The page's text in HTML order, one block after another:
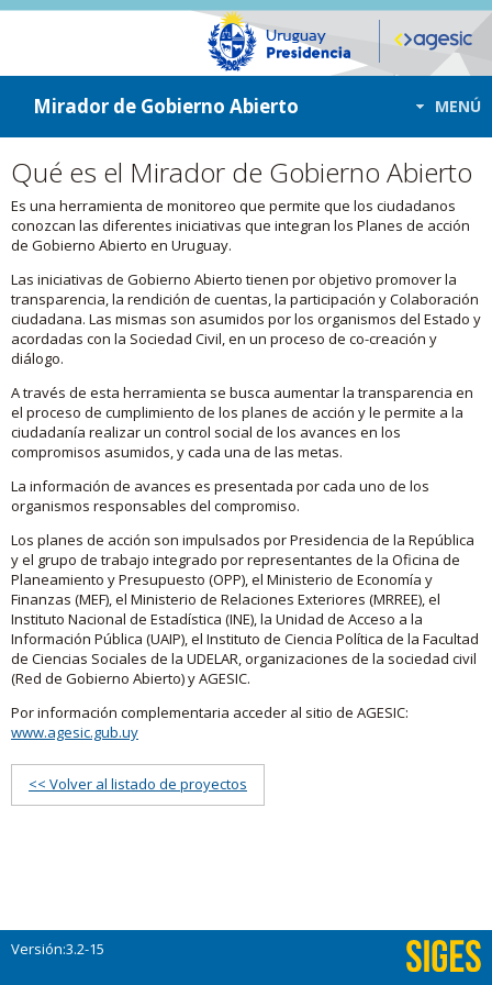
ir a contenido
ir al menú
Mirador de Gobierno Abierto MENÚ
Qué es el Mirador de Gobierno Abierto
Es una herramienta de monitoreo que permite que los ciudadanos
conozcan las diferentes iniciativas que integran los Planes de acción
de Gobierno Abierto en Uruguay.
Las iniciativas de Gobierno Abierto tienen por objetivo promover la
transparencia, la rendición de cuentas, la participación y Colaboración
ciudadana. Las mismas son asumidos por los organismos del Estado y
acordadas con la Sociedad Civil, en un proceso de co-creación y
diálogo.
A través de esta herramienta se busca aumentar la transparencia en
el proceso de cumplimiento de los planes de acción y le permite a la
ciudadanía realizar un control social de los avances en los
compromisos asumidos, y cada una de las metas.
La información de avances es presentada por cada uno de los
organismos responsables del compromiso.
Los planes de acción son impulsados por Presidencia de la República
y el grupo de trabajo integrado por representantes de la Oficina de
Planeamiento y Presupuesto (OPP), el Ministerio de Economía y
Finanzas (MEF), el Ministerio de Relaciones Exteriores (MRREE), el
Instituto Nacional de Estadística (INE), la Unidad de Acceso a la
Información Pública (UAIP), el Instituto de Ciencia Política de la Facultad
de Ciencias Sociales de la UDELAR, organizaciones de la sociedad civil
(Red de Gobierno Abierto) y AGESIC.
Por información complementaria acceder al sitio de AGESIC:
www.agesic.gub.uy
<< Volver al listado de proyectos
Versión:3.2-15